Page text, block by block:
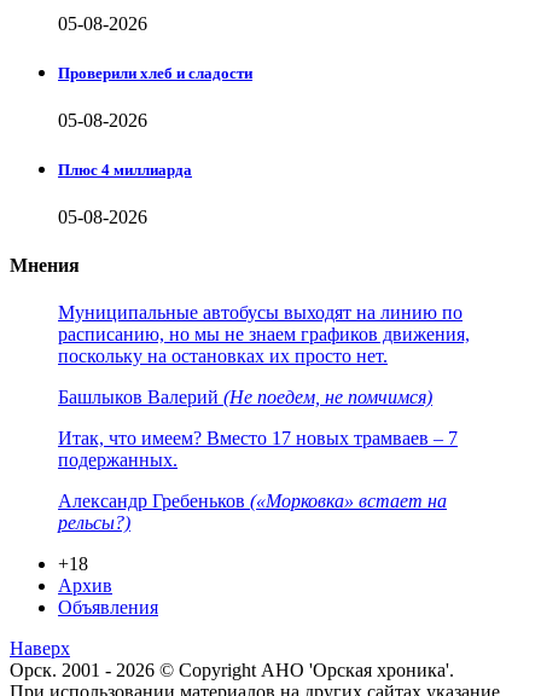
05-08-2026
Проверили хлеб и сладости
05-08-2026
Плюс 4 миллиарда
05-08-2026
Мнения
Муниципальные автобусы выходят на линию по
расписанию, но мы не знаем графиков движения,
поскольку на остановках их просто нет.
Башлыков Валерий (Не поедем, не помчимся)
Итак, что имеем? Вместо 17 новых трамваев – 7
подержанных.
Александр Гребеньков («Морковка» встает на
рельсы?)
+18
Архив
Объявления
Наверх
Орск. 2001 - 2026 © Copyright АНО 'Орская хроника'.
При использовании материалов на других сайтах указание